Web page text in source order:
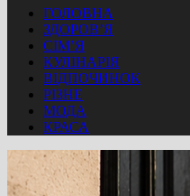
ГОЛОВНА
ЗДОРОВ’Я
СІМ’Я
КУЛІНАРІЯ
ВІДПОЧИНОК
РІЗНЕ
МОДА
КРАСА